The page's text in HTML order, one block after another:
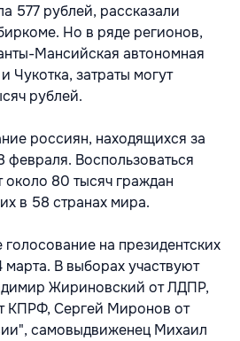
577 рублей, рассказали
Но в ряде регионов,
Мансийская автономная
Чукотка, затраты могут
рублей.
россиян, находящихся за
февраля. Воспользоваться
около 80 тысяч граждан
в 58 странах мира.
на президентских
марта. В выборах участвуют
Жириновский от ЛДПР,
КПРФ, Сергей Миронов от
самовыдвиженец Михаил